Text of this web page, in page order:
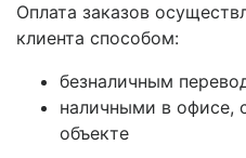
Оплата заказов
клиента способом:
безналичным
наличными в офисе,
объекте